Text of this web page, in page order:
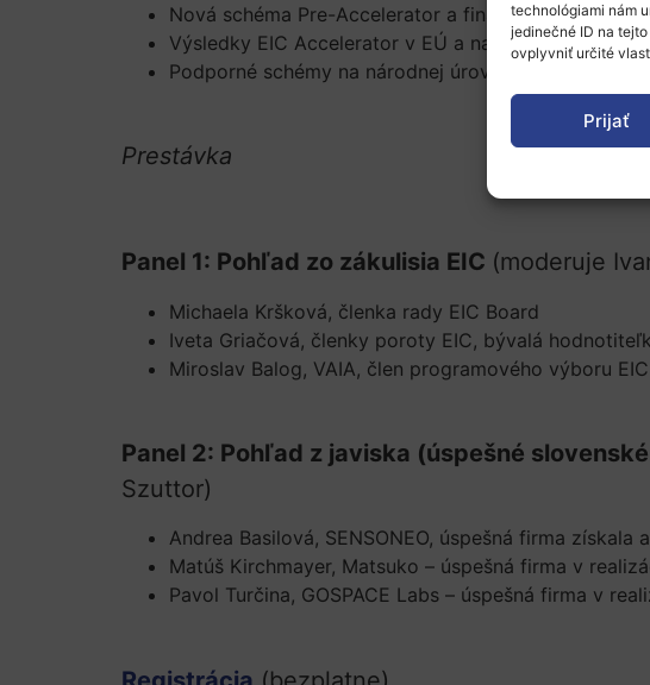
technológiami nám
jedinečné ID na
ovplyvniť určité
Prijať
Nová schéma Pre-Accelerator a financovanie Seal
Výsledky EIC Accelerator v EÚ a na Slovensku
Podporné schémy na národnej úrovni: služby,
Prestávka
Panel 1: Pohľad zo zákulisia EIC (moderuje
Michaela Kršková, členka rady EIC Board
Iveta Griačová, členky poroty EIC, bývalá
Miroslav Balog, VAIA, člen programového výboru EIC
Panel 2: Pohľad z javiska (úspešné
Szuttor)
Andrea Basilová, SENSONEO, úspešná firma
Matúš Kirchmayer, Matsuko – úspešná firma v
Pavol Turčina, GOSPACE Labs – úspešná firma v